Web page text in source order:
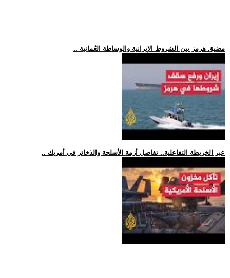
.. مضيق هرمز بين الشروط الإيرانية والوساطة العُمانية
.. عبر الخريطة التفاعلية.. تفاصل أزمة الأسلحة والذخائر في أمريك